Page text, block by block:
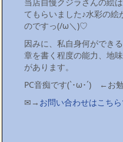
当店自慢クジラさんの絵
てもらいました♪水彩の
のですっ(/ω＼)♡
因みに、私自身何ができ
章を書く程度の能力、地
があります。
PC音痴です(`･ω･´)ゞ←お
✉→ お問い合わせはこち